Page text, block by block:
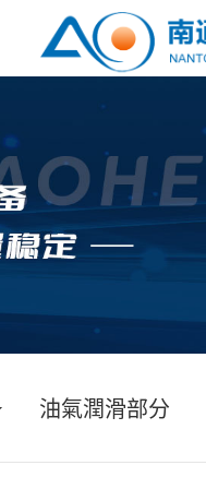
油氣潤滑部分